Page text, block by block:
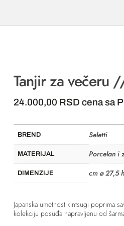
Tanjir za večeru
24.000,00 RSD cena sa
BREND Seletti
MATERIJAL Porcelan i
DIMENZIJE cm ø 27,5
Japanska umetnost kintsugi poprima
kolekciju posuđa napravljenu od